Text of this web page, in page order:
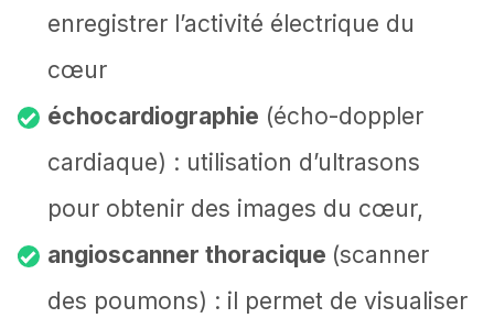
enregistrer l’activité électrique du
cœur
échocardiographie (écho-doppler
cardiaque) : utilisation d’ultrasons
pour obtenir des images du cœur,
angioscanner thoracique (scanner
des poumons) : il permet de visualiser